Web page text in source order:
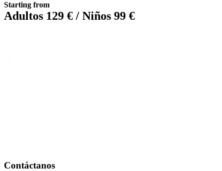
Starting from
Adultos 129 € / Niños 99 €
Contáctanos